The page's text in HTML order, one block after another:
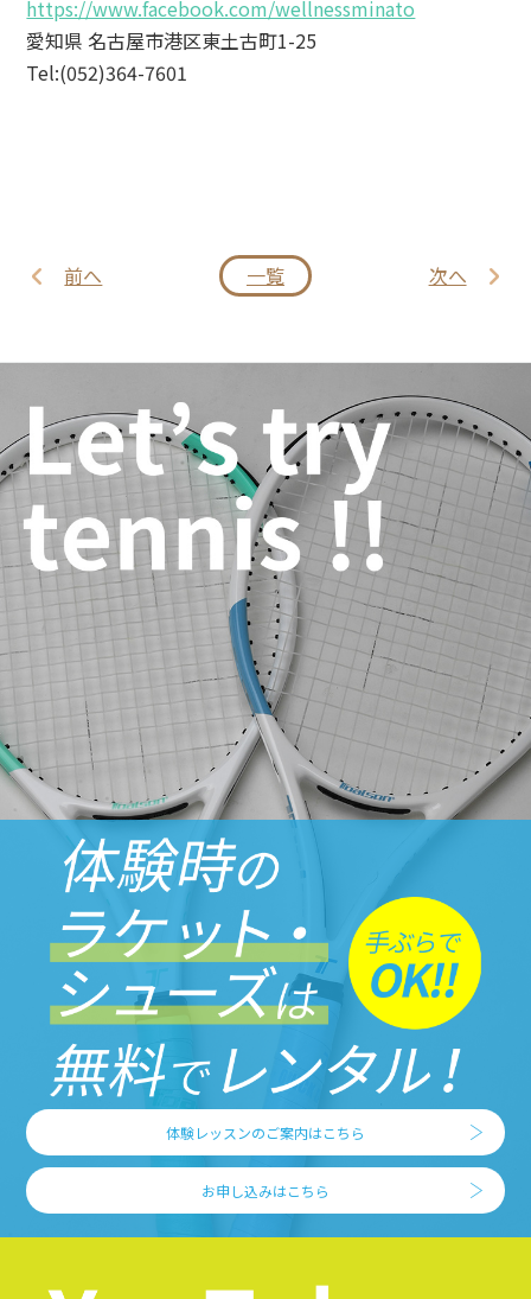
https://www.facebook.com/wellnessminato
愛知県 名古屋市港区東土古町1-25
Tel:(052)364-7601
前へ 一覧 次へ
体験レッスンのご案内はこちら
お申し込みはこちら